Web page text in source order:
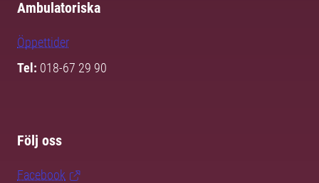
Ambulatoriska
Öppettider
Tel: 018-67 29 90
Följ oss
Facebook